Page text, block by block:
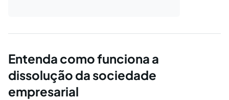
Entenda como funciona a
dissolução da sociedade
empresarial